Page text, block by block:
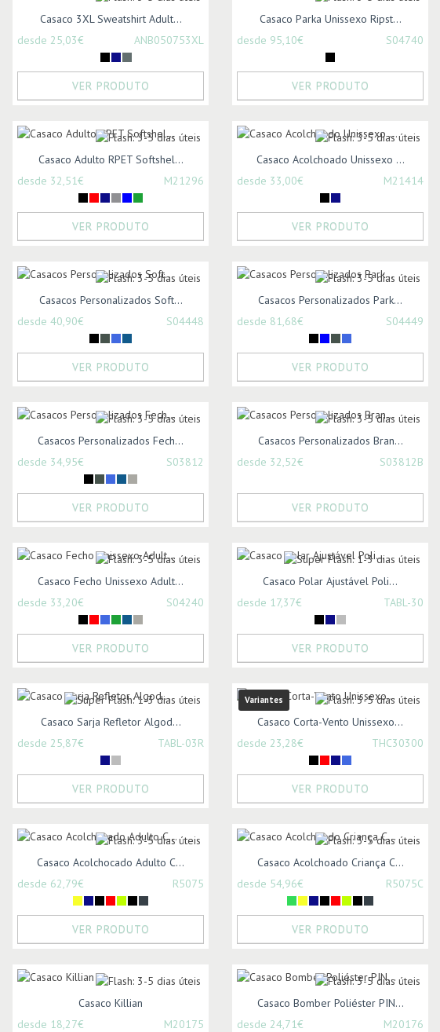
Casaco 3XL Sweatshirt Adult...
desde 25,03€
ANB050753XL
VER PRODUTO
Casaco Parka Unissexo Ripst...
desde 95,10€
S04740
VER PRODUTO
Casaco Adulto RPET Softshel...
desde 32,51€
M21296
VER PRODUTO
Casaco Acolchoado Unissexo ...
desde 33,00€
M21414
VER PRODUTO
Casacos Personalizados Soft...
desde 40,90€
S04448
VER PRODUTO
Casacos Personalizados Park...
desde 81,68€
S04449
VER PRODUTO
Casacos Personalizados Fech...
desde 34,95€
S03812
VER PRODUTO
Casacos Personalizados Bran...
desde 32,52€
S03812B
VER PRODUTO
Casaco Fecho Unissexo Adult...
desde 33,20€
S04240
VER PRODUTO
Casaco Polar Ajustável Poli...
desde 17,37€
TABL-30
VER PRODUTO
Casaco Sarja Refletor Algod...
desde 25,87€
TABL-03R
VER PRODUTO
Variantes
Casaco Corta-Vento Unissexo...
desde 23,28€
THC30300
VER PRODUTO
Casaco Acolchocado Adulto C...
desde 62,79€
R5075
VER PRODUTO
Casaco Acolchoado Criança C...
desde 54,96€
R5075C
VER PRODUTO
Casaco Killian
desde 18,27€
M20175
Casaco Bomber Poliéster PIN...
desde 24,71€
M20176